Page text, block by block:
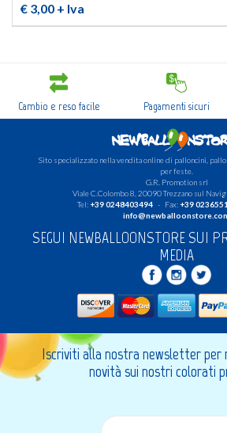
€ 3,00 + Iva
Cambio e reso facile Pagamenti sicuri
Sito specializzato nella vendita online di palloncini,
per feste.
G.R. Promotion srl
Viale C.Colombo 8, 20090 Trezzano sul
Tel:+39 0248403494- Fax:+39
SEGUI NEWBALLOONSTORE SUI
MEDIA
Iscriviti alla nostra newsletter
novità sui nostri colorati